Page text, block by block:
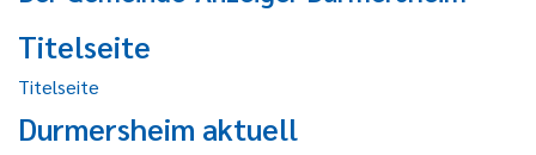
Titelseite
Titelseite
Durmersheim aktuell